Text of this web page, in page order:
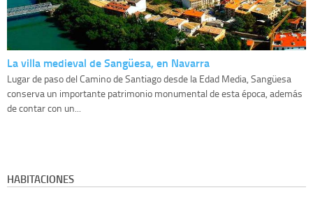
La villa medieval de Sangüesa, en Navarra
Lugar de paso del Camino de Santiago desde la Edad Media, Sangüesa
conserva un importante patrimonio monumental de esta época, además
de contar con un...
HABITACIONES